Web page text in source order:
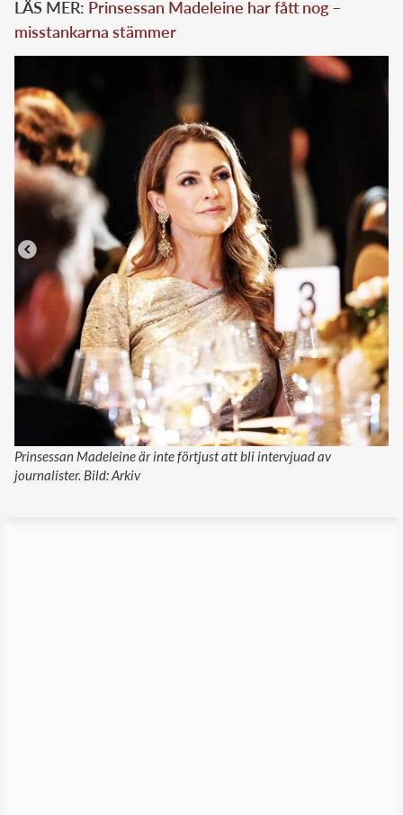
LÄS MER: Prinsessan Madeleine har fått nog –
misstankarna stämmer
Prinsessan Madeleine är inte förtjust att bli intervjuad av
journalister. Bild: Arkiv